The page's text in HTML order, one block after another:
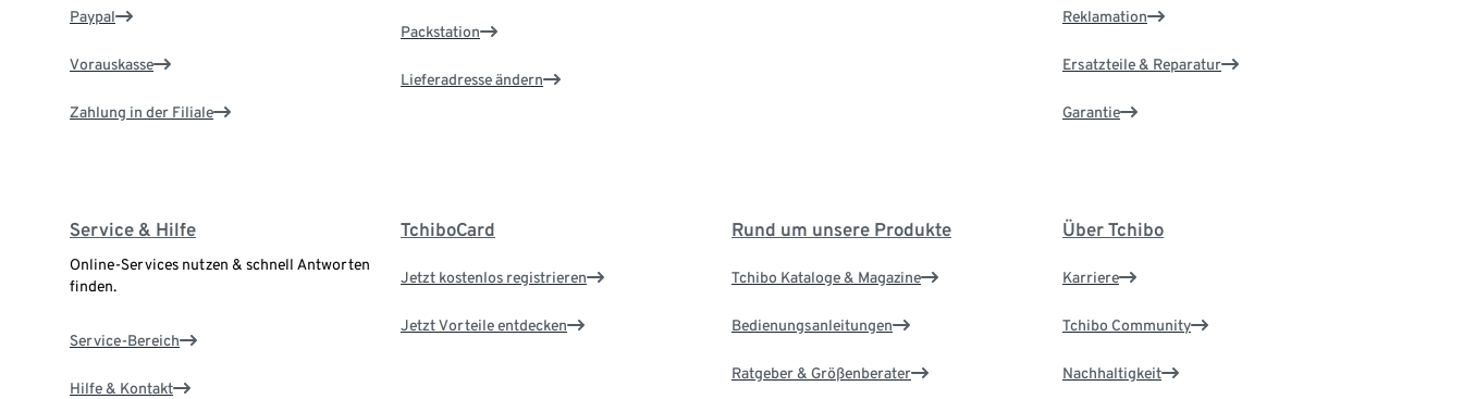
Paypal
Vorauskasse
Zahlung in der Filiale
Packstation
Lieferadresse ändern
Reklamation
Ersatzteile & Reparatur
Garantie
Service & Hilfe
Online-Services nutzen & schnell Antworten
finden.
Service-Bereich
Hilfe & Kontakt
TchiboCard
Jetzt kostenlos registrieren
Jetzt Vorteile entdecken
Rund um unsere Produkte
Tchibo Kataloge & Magazine
Bedienungsanleitungen
Ratgeber & Größenberater
Über Tchibo
Karriere
Tchibo Community
Nachhaltigkeit